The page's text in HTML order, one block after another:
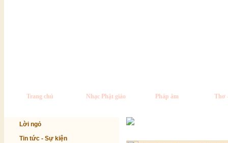
Trang chủ Nhạc Phật giáo Pháp âm Thơ
Lời ngỏ
Tin tức - Sự kiện